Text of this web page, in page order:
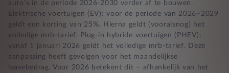
auto’s in de periode 2026-2030 verder af te bouwen.
Elektrische voertuigen (EV): voor de periode van 2026–2029
geldt een korting van 25%. Hierna geldt (vooralsnog) het
volledige mrb-tarief. Plug-in hybride voertuigen (PHEV):
vanaf 1 januari 2026 geldt het volledige mrb-tarief. Deze
aanpassing heeft gevolgen voor het maandelijkse
leasebedrag. Voor 2026 betekent dit – afhankelijk van het